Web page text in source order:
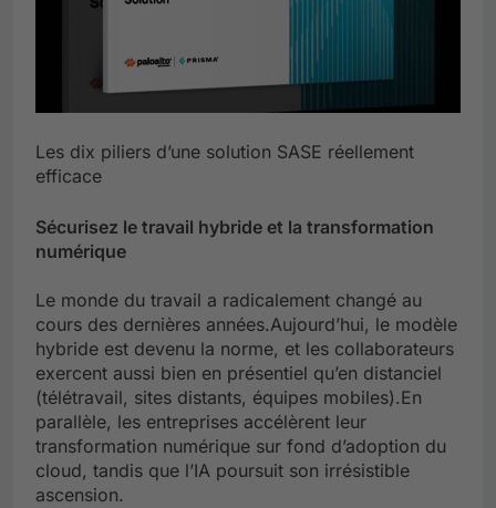
Les dix piliers d’une solution SASE réellement
efficace
Sécurisez le travail hybride et la transformation
numérique
Le monde du travail a radicalement changé au
cours des dernières années.Aujourd’hui, le modèle
hybride est devenu la norme, et les collaborateurs
exercent aussi bien en présentiel qu’en distanciel
(télétravail, sites distants, équipes mobiles).En
parallèle, les entreprises accélèrent leur
transformation numérique sur fond d’adoption du
cloud, tandis que l’IA poursuit son irrésistible
ascension.